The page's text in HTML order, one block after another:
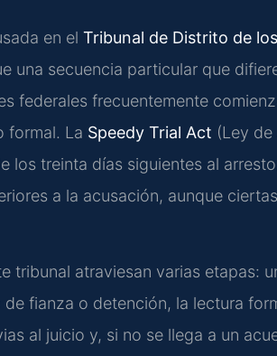
en el Tribunal de Distrito de
una secuencia particular que
federales frecuentemente
formal. La Speedy Trial Act (Ley
los treinta días siguientes al
a la acusación, aunque
tribunal atraviesan varias etapas:
fianza o detención, la lectura
al juicio y, si no se llega a un